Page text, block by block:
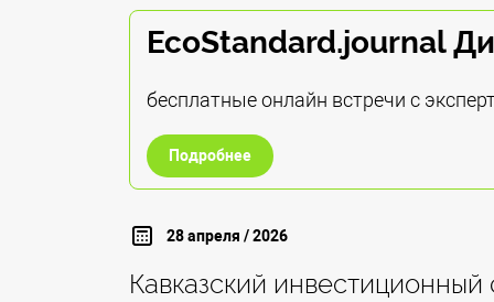
EcoStandard.journal
бесплатные онлайн встречи с
Подробнее
28 апреля / 2026
Кавказский